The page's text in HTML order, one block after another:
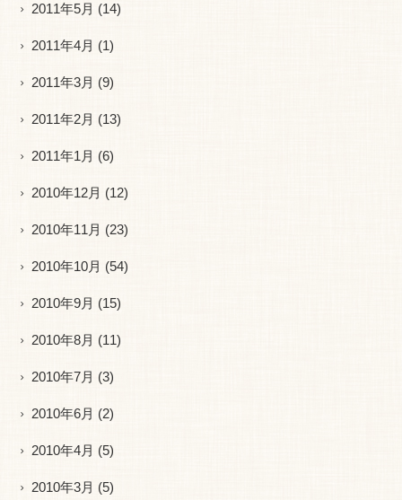
2011年5月 (14)
2011年4月 (1)
2011年3月 (9)
2011年2月 (13)
2011年1月 (6)
2010年12月 (12)
2010年11月 (23)
2010年10月 (54)
2010年9月 (15)
2010年8月 (11)
2010年7月 (3)
2010年6月 (2)
2010年4月 (5)
2010年3月 (5)